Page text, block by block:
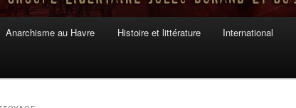
Anarchisme au Havre Histoire et littérature International